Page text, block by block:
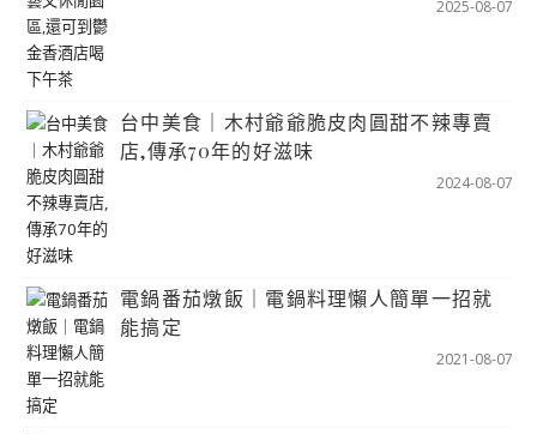
2025-08-07
台中美食｜木村爺爺脆皮肉圓甜不辣專賣
店,傳承70年的好滋味
2024-08-07
電鍋番茄燉飯｜電鍋料理懶人簡單一招就
能搞定
2021-08-07